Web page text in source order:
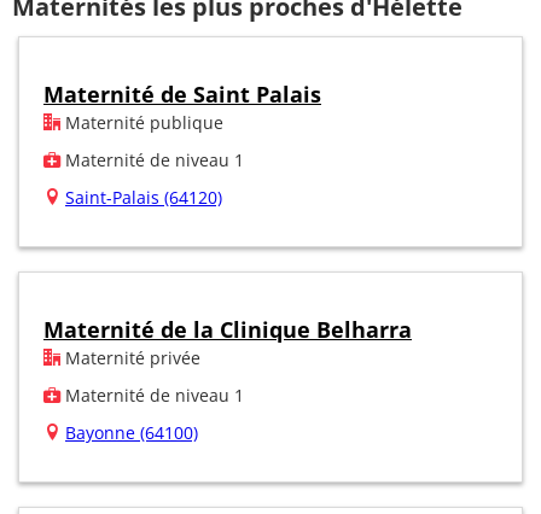
Maternités les plus proches d'Hélette
Maternité de Saint Palais
Maternité publique
Maternité de niveau 1
Saint-Palais (64120)
Maternité de la Clinique Belharra
Maternité privée
Maternité de niveau 1
Bayonne (64100)